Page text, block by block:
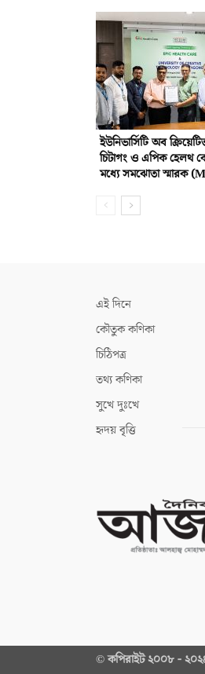
ইউনিভার্সিটি অব
চিটাগং ও এপিক হেলথ
মধ্যে সমঝোতা স্মারক
এই দিনে
কৌতুক কণিকা
চিঠিপত্র
তথ্য কণিকা
সুখে দুঃখে
হৃদয় বৃত্তি
© কপিরাইট ২০০৮ -